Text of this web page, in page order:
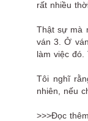
rất nhiều
Thật sự mà
ván 3. Ở
làm việc đó.
Tôi nghĩ
nhiên, nếu
>>>Đọc